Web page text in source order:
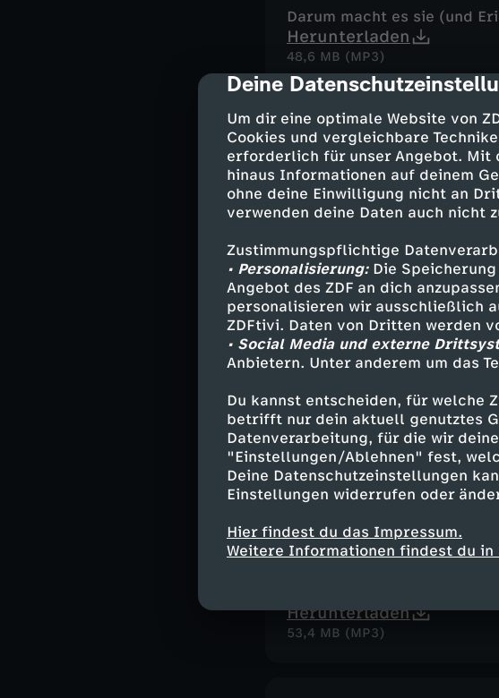
cmp-dialog-description
Deine
Um dir eine optimale Website von
Cookies und vergleichbare
erforderlich für unser Angebot. Mit
hinaus Informationen auf deinem
ohne deine Einwilligung nicht an
verwenden deine Daten auch nicht
Zustimmungspflichtige
• Personalisierung:Die
Angebot des ZDF an dich
personalisieren wir ausschließlich
ZDFtivi. Daten von Dritten werden
• Social Media und externe
Anbietern. Unter anderem um das
Du kannst entscheiden, für welche
betrifft nur dein aktuell genutztes
Datenverarbeitung, für die wir
"Einstellungen/Ablehnen" fest,
Deine Datenschutzeinstellungen
Einstellungen widerrufen oder
Hier findest du das Impressum.
Weitere Informationen findest du
Darum macht es sie (und
Herunterladen
48,6 MB (MP3)
Zivilcourage
Darum lohnt es sich,
Herunterladen
58,8 MB (MP3)
Zucker
Warum es sich (leider)
Herunterladen
56,1 MB (MP3)
Schlagfertigkeit
So kannst du sie trainieren!
Herunterladen
52,1 MB (MP3)
So blockiert die Wut nicht
Herunterladen
53,4 MB (MP3)